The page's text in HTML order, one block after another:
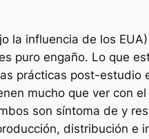
la influencia de los
puro engaño. Lo que
prácticas post-estudio
mucho que ver con
son síntoma de y
distribución e